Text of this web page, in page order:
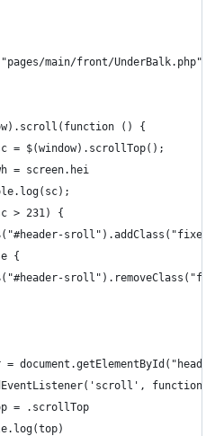
main/front/UnderBalk.php";
() {
= $(window).scrollTop();
= screen.hei
> 231) {
{
=
function
= .scrollTop